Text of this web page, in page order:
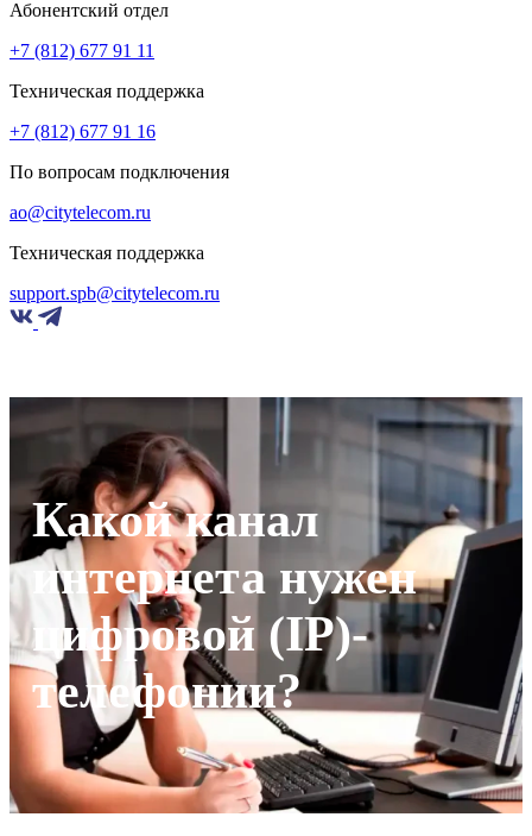
Абонентский отдел
+7 (812) 677 91 11
Техническая поддержка
+7 (812) 677 91 16
По вопросам подключения
ao@citytelecom.ru
Техническая поддержка
support.spb@citytelecom.ru
Какой канал
интернета нужен
цифровой (IP)-
телефонии?